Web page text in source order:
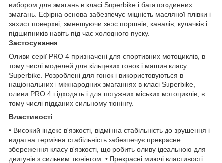
вибором для змагань в класі Superbike і багатогодинних
змагань. Ефірна основа забезпечує міцність масляної плівки і
захист поверхні, зменшуючи знос поршнів, каналів, кулачків і
підшипників навіть під час холодного пуску.
Застосування
Оливи серії PRO 4 призначені для спортивних мотоциклів, в
тому числі моделей для кільцевих гонок і машин класу
Superbike. Розроблені для гонок і використовуються в
національних і міжнародних змаганнях в класі Superbike,
оливи PRO 4 підходять і для потужних міських мотоциклів, в
тому числі підданих сильному тюнінгу.
Властивості
• Високий індекс в'язкості, відмінна стабільність до зрушення і
видатна термічна стабільність забезпечує прекрасне
збереження класу в'язкості, що робить оливу ідеальною для
двигунів з сильним тюнінгом. • Прекрасні миючі властивості